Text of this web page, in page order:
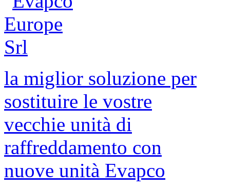
la miglior soluzione per
sostituire le vostre
vecchie unità di
raffreddamento con
nuove unità Evapco